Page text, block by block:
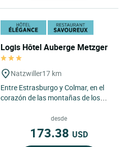
Logis Hôtel Auberge Metzger
Natzwiller17 km
Entre Estrasburgo y Colmar, en el
corazón de las montañas de los
parada en el Hôtel...
desde
173.38 USD